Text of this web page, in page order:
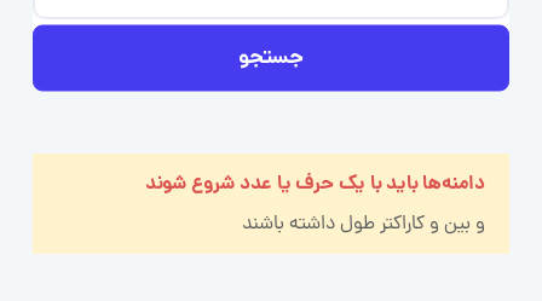
جستجو
دامنه‌ها باید با یک حرف یا عدد شروع شوند
و بین و کاراکتر طول داشته باشند